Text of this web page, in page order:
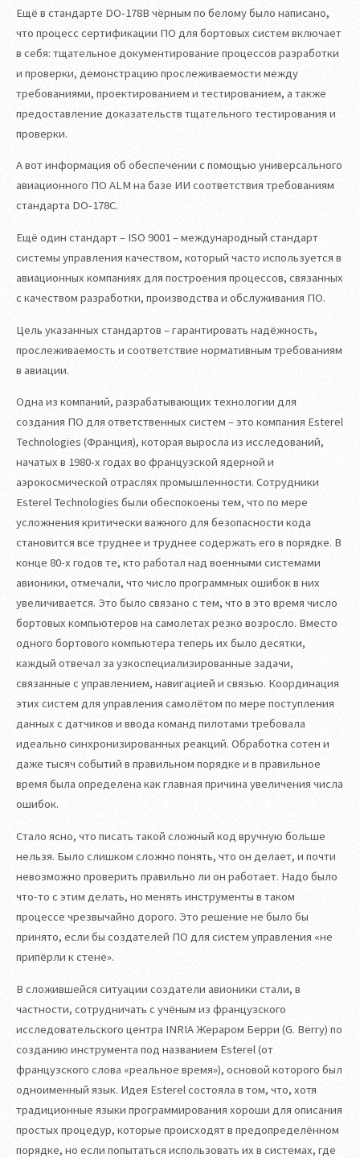
Ещё в стандарте DO-178B чёрным по белому было написано,
что процесс сертификации ПО для бортовых систем включает
в себя: тщательное документирование процессов разработки
и проверки, демонстрацию прослеживаемости между
требованиями, проектированием и тестированием, а также
предоставление доказательств тщательного тестирования и
проверки.
А вот информация об обеспечении с помощью универсального
авиационного ПО ALM на базе ИИ соответствия требованиям
стандарта DO-178C.
Ещё один стандарт – ISO 9001 – международный стандарт
системы управления качеством, который часто используется в
авиационных компаниях для построения процессов, связанных
с качеством разработки, производства и обслуживания ПО.
Цель указанных стандартов – гарантировать надёжность,
прослеживаемость и соответствие нормативным требованиям
в авиации.
Одна из компаний, разрабатывающих технологии для
создания ПО для ответственных систем – это компания Esterel
Technologies (Франция), которая выросла из исследований,
начатых в 1980-х годах во французской ядерной и
аэрокосмической отраслях промышленности. Сотрудники
Esterel Technologies были обеспокоены тем, что по мере
усложнения критически важного для безопасности кода
становится все труднее и труднее содержать его в порядке. В
конце 80-х годов те, кто работал над военными системами
авионики, отмечали, что число программных ошибок в них
увеличивается. Это было связано с тем, что в это время число
бортовых компьютеров на самолетах резко возросло. Вместо
одного бортового компьютера теперь их было десятки,
каждый отвечал за узкоспециализированные задачи,
связанные с управлением, навигацией и связью. Координация
этих систем для управления самолётом по мере поступления
данных с датчиков и ввода команд пилотами требовала
идеально синхронизированных реакций. Обработка сотен и
даже тысяч событий в правильном порядке и в правильное
время была определена как главная причина увеличения числа
ошибок.
Стало ясно, что писать такой сложный код вручную больше
нельзя. Было слишком сложно понять, что он делает, и почти
невозможно проверить правильно ли он работает. Надо было
что-то с этим делать, но менять инструменты в таком
процессе чрезвычайно дорого. Это решение не было бы
принято, если бы создателей ПО для систем управления «не
припёрли к стене».
В сложившейся ситуации создатели авионики стали, в
частности, сотрудничать с учёным из французского
исследовательского центра INRIA Жераром Берри (G. Berry) по
созданию инструмента под названием Esterel (от
французского слова «реальное время»), основой которого был
одноименный язык. Идея Esterel состояла в том, что, хотя
традиционные языки программирования хороши для описания
простых процедур, которые происходят в предопределённом
порядке, но если попытаться использовать их в системах, где